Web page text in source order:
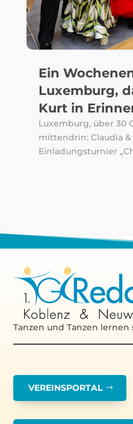
Ein
Luxemburg,
Kurt in
Luxemburg, über 30
mittendrin: Claudia
Einladungsturnier
Tanzen und Tanzen lernen
VEREINSPORTAL